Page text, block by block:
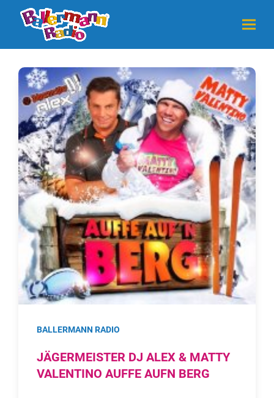
BALLERMANN RADIO
JÄGERMEISTER DJ ALEX & MATTY
VALENTINO AUFFE AUFN BERG